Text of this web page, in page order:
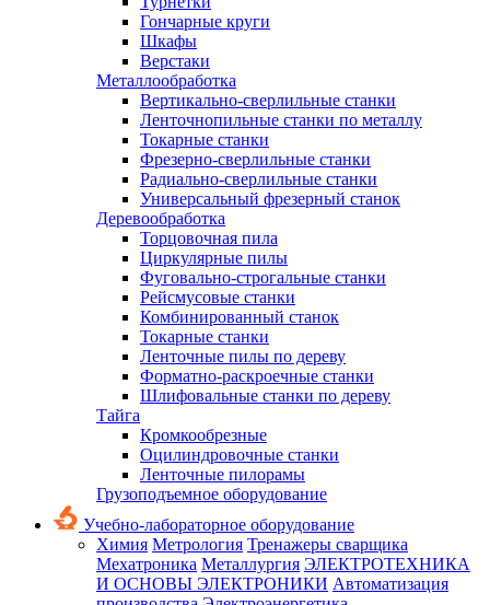
Гончарные круги
Шкафы
Верстаки
Металлообработка
Вертикально-сверлильные станки
Ленточнопильные станки по металлу
Токарные станки
Фрезерно-сверлильные станки
Радиально-сверлильные станки
Универсальный фрезерный станок
Деревообработка
Торцовочная пила
Циркулярные пилы
Фуговально-строгальные станки
Рейсмусовые станки
Комбинированный станок
Токарные станки
Ленточные пилы по дереву
Форматно-раскроечные станки
Шлифовальные станки по дереву
Тайга
Кромкообрезные
Оцилиндровочные станки
Ленточные пилорамы
Грузоподъемное оборудование
Учебно-лабораторное оборудование
Химия Метрология Тренажеры сварщика
Мехатроника Металлургия ЭЛЕКТРОТЕХНИКА
И ОСНОВЫ ЭЛЕКТРОНИКИ Автоматизация